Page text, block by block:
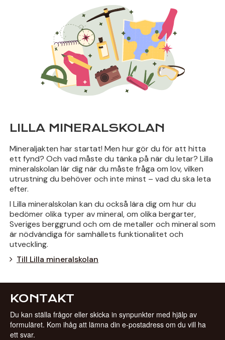
LILLA MINERALSKOLAN
Mineraljakten har startat! Men hur gör du för att hitta
ett fynd? Och vad måste du tänka på när du letar? Lilla
mineralskolan lär dig när du måste fråga om lov, vilken
utrustning du behöver och inte minst – vad du ska leta
efter.
I Lilla mineralskolan kan du också lära dig om hur du
bedömer olika typer av mineral, om olika bergarter,
Sveriges berggrund och om de metaller och mineral som
är nödvändiga för samhällets funktionalitet och
utveckling.
Till Lilla mineralskolan
KONTAKT
Du kan ställa frågor eller skicka in synpunkter med hjälp av
formuläret. Kom ihåg att lämna din e-postadress om du vill ha
ett svar.